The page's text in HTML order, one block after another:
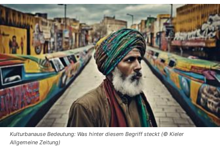
Kulturbanause Bedeutung: Was hinter diesem Begriff steckt (© Kieler
Allgemeine Zeitung)